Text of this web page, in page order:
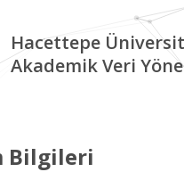
Hacettepe
Akademik Veri
Bilgileri